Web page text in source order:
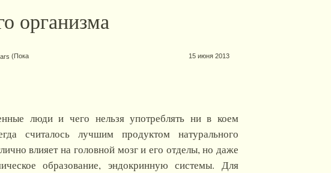
организма
(Пока 15 июня 2013
люди и чего нельзя употреблять ни в коем
считалось лучшим продуктом натурального
влияет на головной мозг и его отделы, но даже
образование, эндокринную системы. Для